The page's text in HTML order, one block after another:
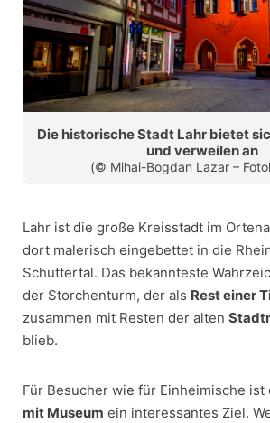
Die historische Stadt Lahr bietet
und verweilen an
(© Mihai-Bogdan Lazar –
Lahr ist die große Kreisstadt im
dort malerisch eingebettet in die
Schuttertal. Das bekannteste
der Storchenturm, der als Rest einer
zusammen mit Resten der alten
blieb.
Für Besucher wie für Einheimische ist
mit Museum ein interessantes Ziel.